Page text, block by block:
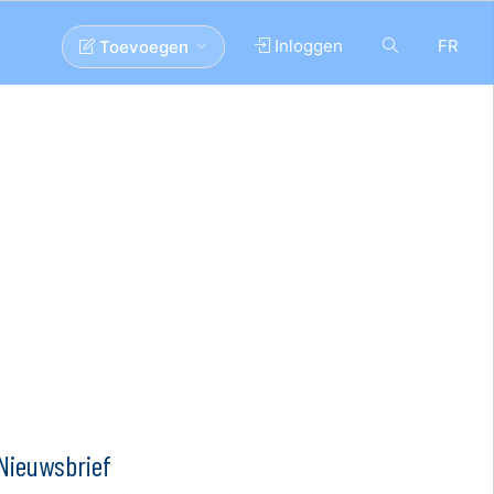
FR
Inloggen
Toevoegen